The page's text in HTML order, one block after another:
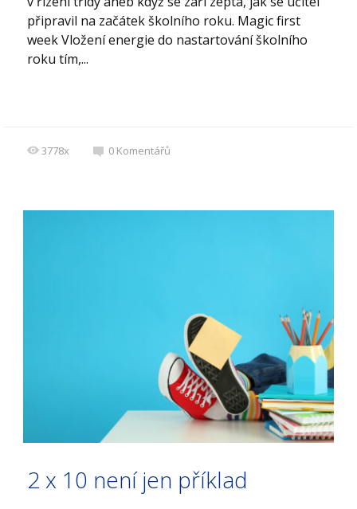
připravil na začátek školního roku. Magic first
week Vložení energie do nastartování školního
roku tím,...
3778x 0 Komentářů
2 x 10 není jen příklad